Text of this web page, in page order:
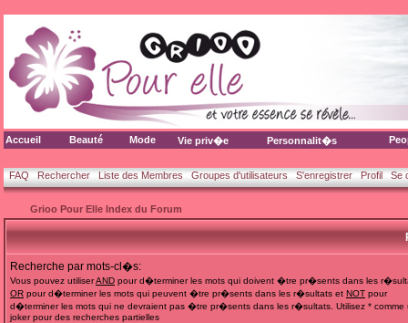
Accueil Beauté Mode Vie priv�e Personnalit�s
FAQ Rechercher Liste des Membres Groupes d'utilisateurs S'enregistrer Profil Se
Grioo Pour Elle Index du Forum
Recherche par mots-cl�s:
Vous pouvez utiliserAND pour d�terminer les mots qui doivent �tre pr�sents dans les
OR pour d�terminer les mots qui peuvent �tre pr�sents dans les r�sultats et NOT pour
d�terminer les mots qui ne devraient pas �tre pr�sents dans les r�sultats. Utilisez * comme
joker pour des recherches partielles